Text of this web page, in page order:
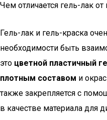
Чем отличается гель-лак от
Гель-лак и гель-краска
необходимости быть
это цветной пластичный
плотным составом и
также закрепляется с
в качестве материала для